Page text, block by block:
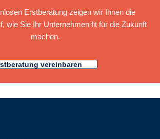
Erstberatung zeigen wir Ihnen die
wie Sie Ihr Unternehmen fit für die Zukunft
machen.
vereinbaren